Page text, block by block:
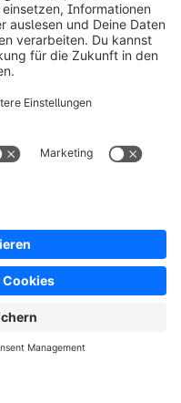
Rechte vorbehalten